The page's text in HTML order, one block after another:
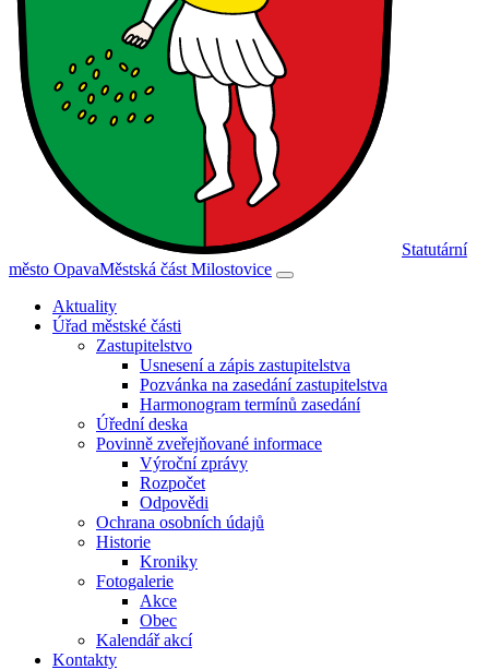
Statutární
město OpavaMěstská část Milostovice
Aktuality
Úřad městské části
Zastupitelstvo
Usnesení a zápis zastupitelstva
Pozvánka na zasedání zastupitelstva
Harmonogram termínů zasedání
Úřední deska
Povinně zveřejňované informace
Výroční zprávy
Rozpočet
Odpovědi
Ochrana osobních údajů
Historie
Kroniky
Fotogalerie
Akce
Obec
Kalendář akcí
Kontakty